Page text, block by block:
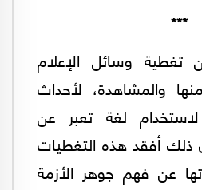
***
تغطية وسائل الإعلام
منها والمشاهدة، لأحداث
لغة تعبر عن
ذلك أفقد هذه التغطيات
عن فهم جوهر الأزمة